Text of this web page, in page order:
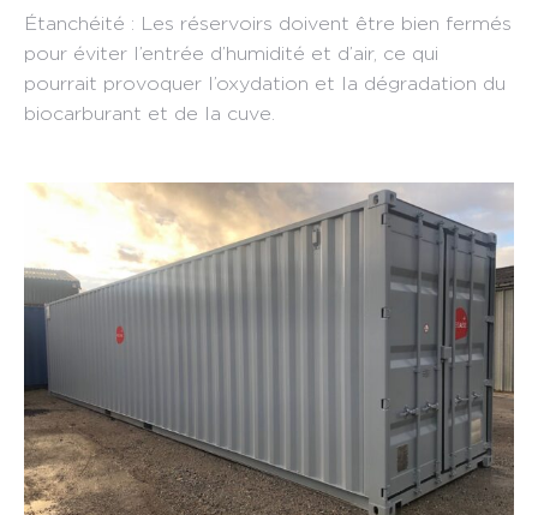
Étanchéité : Les réservoirs doivent être bien fermés
pour éviter l’entrée d’humidité et d’air, ce qui
pourrait provoquer l’oxydation et la dégradation du
biocarburant et de la cuve.